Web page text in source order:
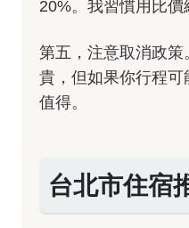
20%。我習慣用比價
第五，注意取消政
貴，但如果你行程
值得。
台北市住宿